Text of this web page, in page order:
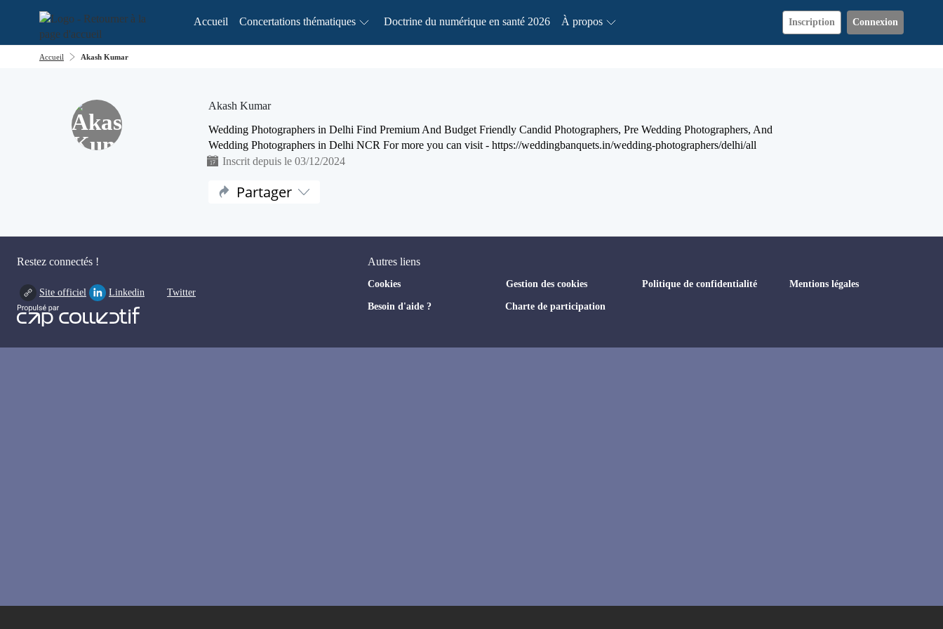
Aller au menu Aller au contenu
Accueil Concertations thématiques Doctrine du numérique en santé 2026 À propos Inscription Connexion
Accueil Akash Kumar
Akash Kumar
Wedding Photographers in Delhi Find Premium And Budget Friendly Candid Photographers, Pre Wedding Photographers, And
Wedding Photographers in Delhi NCR For more you can visit - https://weddingbanquets.in/wedding-photographers/delhi/all
Inscrit depuis le 03/12/2024
Partager
Restez connectés !
Site officiel Linkedin Twitter
Autres liens
Cookies Gestion des cookies Politique de confidentialité Mentions légales
Besoin d'aide ? Charte de participation